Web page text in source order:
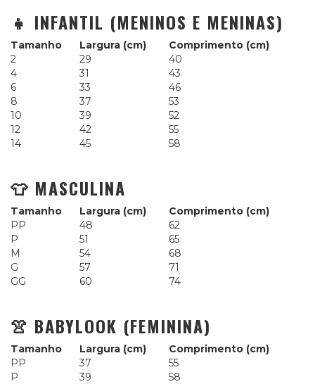
👧 INFANTIL (MENINOS E MENINAS)
Tamanho Largura (cm)
Comprimento (cm)
2
29
40
4
31
43
6
33
46
8
37
53
10
39
52
12
42
55
14
45 58
👕 MASCULINA
Tamanho Largura (cm)
Comprimento (cm)
PP
48
62
P
51
65
M
54
68
G
57
71
GG
60 74
👚 BABYLOOK (FEMININA)
Tamanho Largura (cm)
Comprimento (cm)
PP
37
55
P
39
58